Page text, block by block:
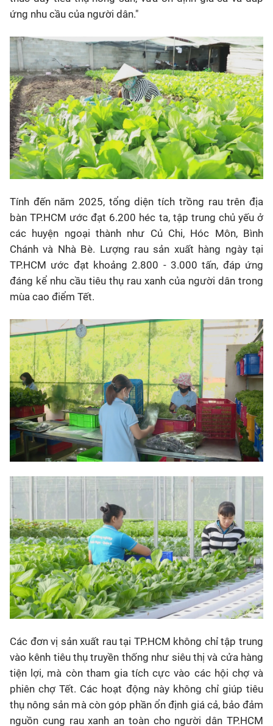
ứng nhu cầu của người dân."
Tính đến năm 2025, tổng diện tích trồng rau trên địa
bàn TP.HCM ước đạt 6.200 héc ta, tập trung chủ yếu ở
các huyện ngoại thành như Củ Chi, Hóc Môn, Bình
Chánh và Nhà Bè. Lượng rau sản xuất hàng ngày tại
TP.HCM ước đạt khoảng 2.800 - 3.000 tấn, đáp ứng
đáng kể nhu cầu tiêu thụ rau xanh của người dân trong
mùa cao điểm Tết.
Các đơn vị sản xuất rau tại TP.HCM không chỉ tập trung
vào kênh tiêu thụ truyền thống như siêu thị và cửa hàng
tiện lợi, mà còn tham gia tích cực vào các hội chợ và
phiên chợ Tết. Các hoạt động này không chỉ giúp tiêu
thụ nông sản mà còn góp phần ổn định giá cả, bảo đảm
nguồn cung rau xanh an toàn cho người dân TP.HCM